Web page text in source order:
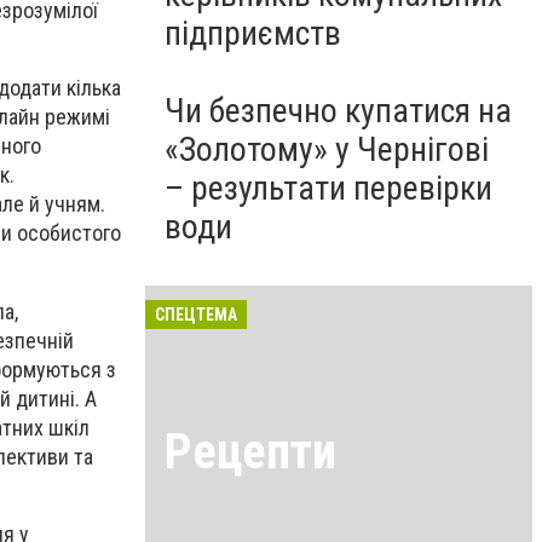
кілька
режимі
й учням.
особистого
з
дитині. А
шкіл
та
у
підприємств
Чи безпечно купатися на
«Золотому» у Чернігові
– результати перевірки
води
СПЕЦТЕМА
Рецепти